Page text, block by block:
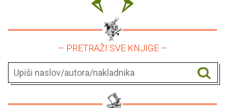
– PRETRAŽI SVE KNJIGE –